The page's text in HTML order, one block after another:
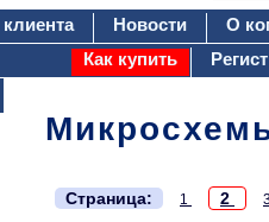
Новости
О
Как купить
Страница:
1 2